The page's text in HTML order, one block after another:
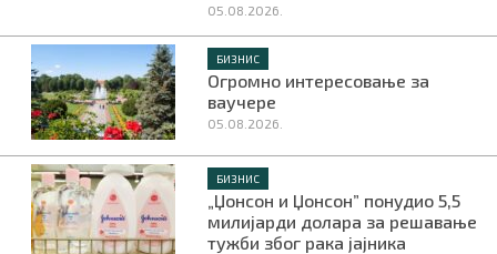
05.08.2026.
БИЗНИС
Огромно интересовање за
ваучере
05.08.2026.
БИЗНИС
„Џонсон и Џонсон” понудио 5,5
милијарди долара за решавање
тужби због рака јајника